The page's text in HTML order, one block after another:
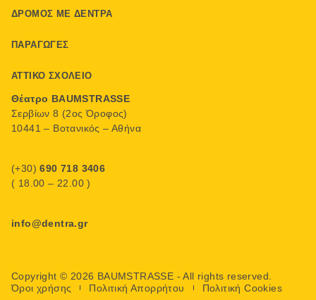
ΔΡΌΜΟΣ ΜΕ ΔΈΝΤΡΑ
ΠΑΡΑΓΩΓΈΣ
ΑΤΤΙΚΌ ΣΧΟΛΕΊΟ
Θέατρο BAUMSTRASSE
Σερβίων 8 (2ος Όροφος)
10441 – Βοτανικός – Αθήνα
(+30)690 718 3406
( 18.00 – 22.00 )
info@dentra.gr
Copyright © 2026 BAUMSTRASSE - All rights reserved.
Όροι χρήσης
Πολιτική Απορρήτου Πολιτική Cookies